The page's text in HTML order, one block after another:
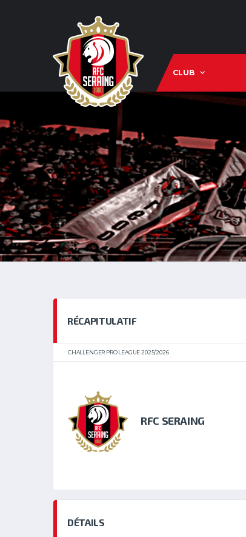
CLUB
RÉCAPITULATIF
CHALLENGER PRO LEAGUE 2025/2026
RFC SERAING
DÉTAILS